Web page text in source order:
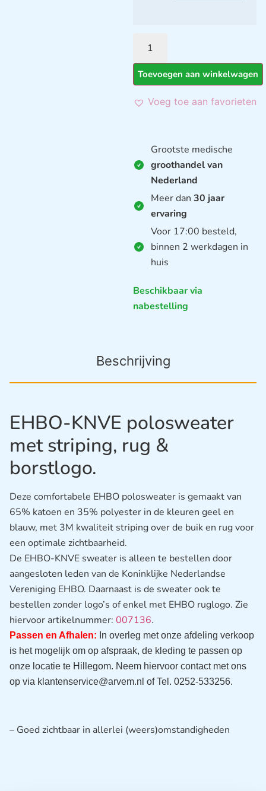
Toevoegen aan winkelwagen
Voeg toe aan favorieten
Grootste medische
groothandel van
Nederland
Meer dan 30 jaar
ervaring
Voor 17:00 besteld,
binnen 2 werkdagen in
huis
Beschikbaar via
nabestelling
Beschrijving
EHBO-KNVE polosweater
met striping, rug &
borstlogo.
Deze comfortabele EHBO polosweater is gemaakt van
65% katoen en 35% polyester in de kleuren geel en
blauw, met 3M kwaliteit striping over de buik en rug voor
een optimale zichtbaarheid.
De EHBO-KNVE sweater is alleen te bestellen door
aangesloten leden van de Koninklijke Nederlandse
Vereniging EHBO. Daarnaast is de sweater ook te
bestellen zonder logo’s of enkel met EHBO ruglogo. Zie
hiervoor artikelnummer: 007136.
Passen en Afhalen: In overleg met onze afdeling verkoop
is het mogelijk om op afspraak, de kleding te passen op
onze locatie te Hillegom. Neem hiervoor contact met ons
op via klantenservice@arvem.nl of Tel. 0252-533256.
– Goed zichtbaar in allerlei (weers)omstandigheden